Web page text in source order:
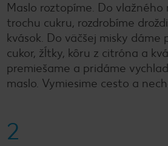
Maslo roztopíme. Do vlažného
trochu cukru, rozdrobíme
kvások. Do väčšej misky dáme
cukor, žĺtky, kôru z citróna a
premiešame a pridáme
maslo. Vymiesime cesto a
2